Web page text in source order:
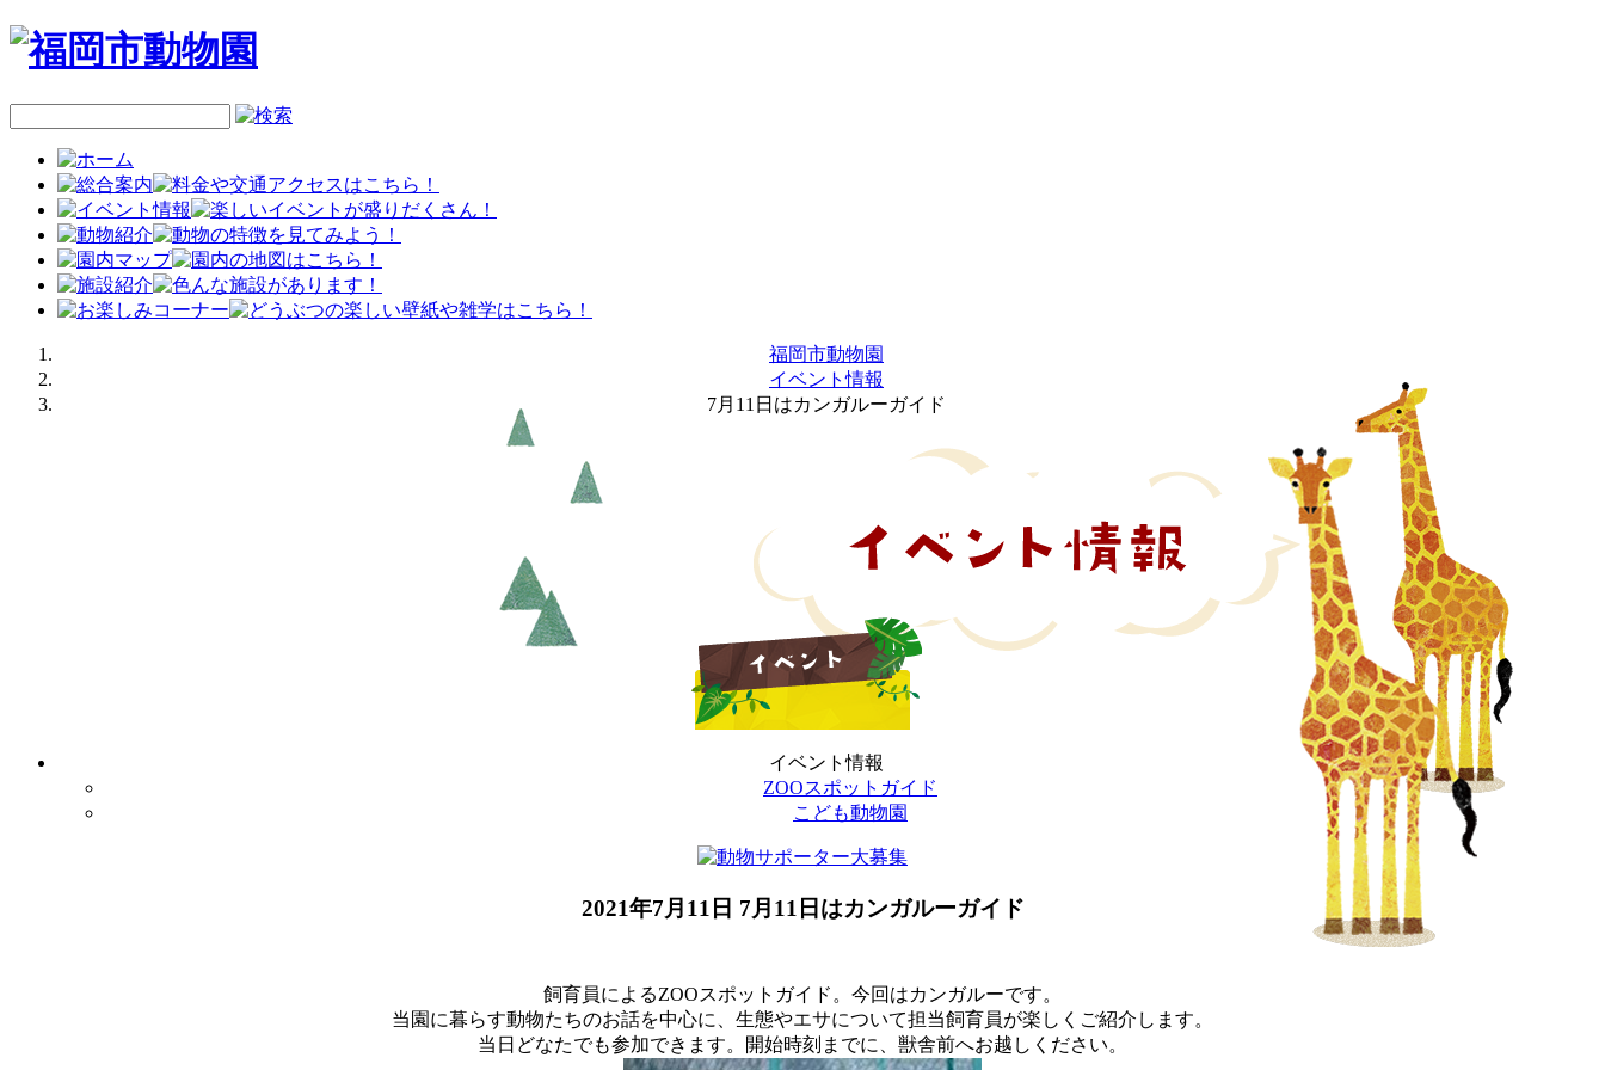
福岡市動物園
イベント情報
7月11日はカンガルーガイド
イベント情報
ZOOスポットガイド
こども動物園
2021年7月11日 7月11日はカンガルーガイド
飼育員によるZOOスポットガイド。今回はカンガルーです。
当園に暮らす動物たちのお話を中心に、生態やエサについて担当飼育員が楽しくご紹介します。
当日どなたでも参加できます。開始時刻までに、獣舎前へお越しください。